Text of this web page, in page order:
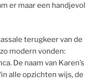
er maar een handjevol
terugkeer van de
modern vonden:
De naam van Karen’s
alle opzichten wijs, de